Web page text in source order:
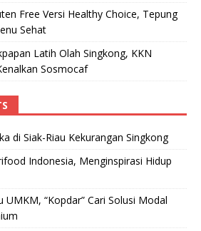
Free Versi Healthy Choice, Tepung
Sehat
Latih Olah Singkong, KKN
Sosmocaf
di Siak-Riau Kekurangan Singkong
Indonesia, Menginspirasi Hidup
UMKM, “Kopdar” Cari Solusi Modal